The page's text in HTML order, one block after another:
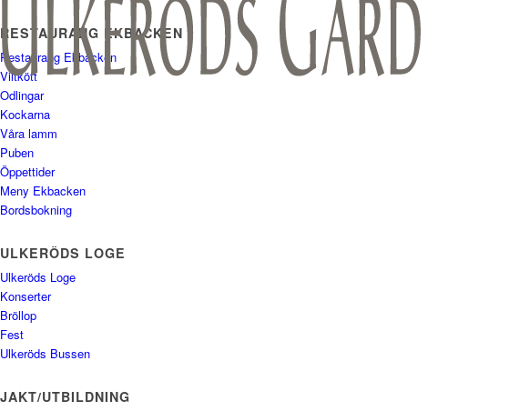
RESTAURANG EKBACKEN
Restaurang Ekbacken
Viltkött
Odlingar
Kockarna
Våra lamm
Puben
Öppettider
Meny Ekbacken
Bordsbokning
ULKERÖDS LOGE
Ulkeröds Loge
Konserter
Bröllop
Fest
Ulkeröds Bussen
JAKT/UTBILDNING